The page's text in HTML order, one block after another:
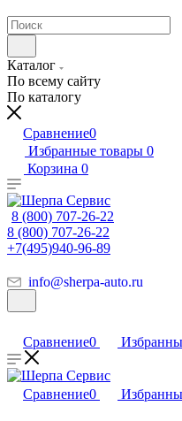
Каталог
По всему сайту
По каталогу
Сравнение0
Избранные товары 0
Корзина 0
8 (800) 707-26-22
8 (800) 707-26-22
+7(495)940-96-89
info@sherpa-auto.ru
Сравнение0
Сравнение0